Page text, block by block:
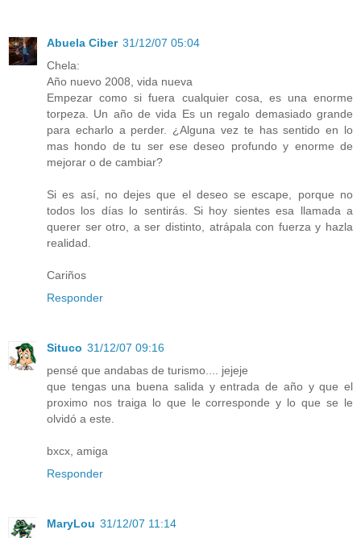
Abuela Ciber 31/12/07 05:04
Chela:
Año nuevo 2008, vida nueva
Empezar como si fuera cualquier cosa, es una enorme
torpeza. Un año de vida Es un regalo demasiado grande
para echarlo a perder. ¿Alguna vez te has sentido en lo
mas hondo de tu ser ese deseo profundo y enorme de
mejorar o de cambiar?
Si es así, no dejes que el deseo se escape, porque no
todos los días lo sentirás. Si hoy sientes esa llamada a
querer ser otro, a ser distinto, atrápala con fuerza y hazla
realidad.
Cariños
Responder
Situco 31/12/07 09:16
pensé que andabas de turismo.... jejeje
que tengas una buena salida y entrada de año y que el
proximo nos traiga lo que le corresponde y lo que se le
olvidó a este.
bxcx, amiga
Responder
MaryLou 31/12/07 11:14